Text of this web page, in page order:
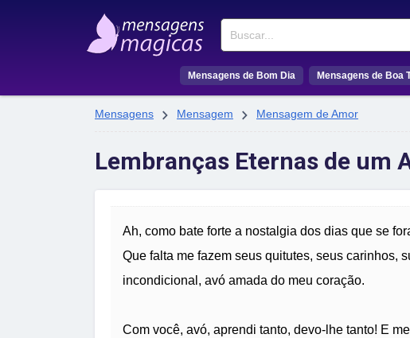
Buscar
Mensagens de Bom Dia Mensagens de Boa
Mensagens  Mensagem  Mensagem de Amor
Lembranças Eternas de um
Ah, como bate forte a nostalgia dos dias que se
Que falta me fazem seus quitutes, seus carinhos,
incondicional, avó amada do meu coração.
Com você, avó, aprendi tanto, devo-lhe tanto! E